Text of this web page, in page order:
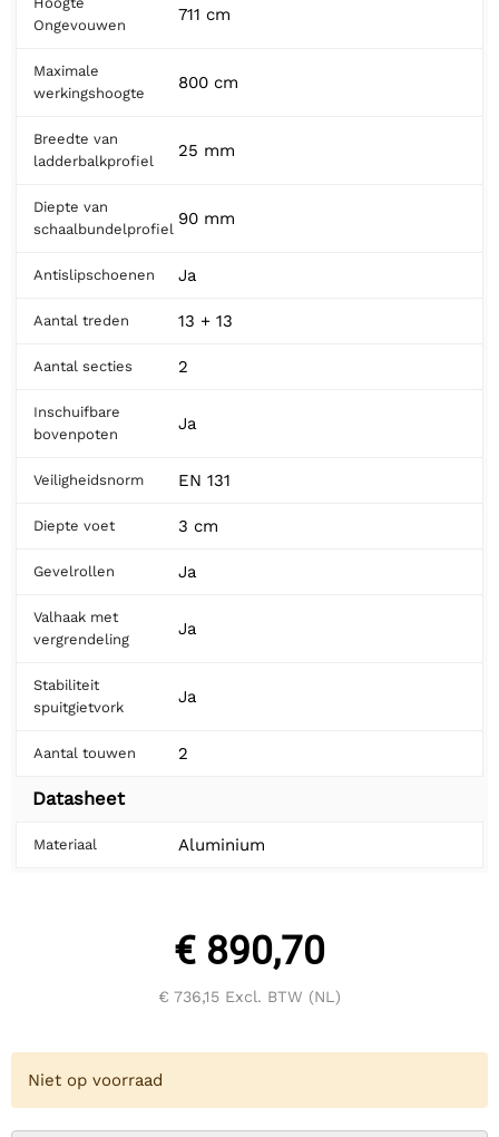
Ongevouwen
711 cm
Maximale
werkingshoogte
800 cm
Breedte van
ladderbalkprofiel
25 mm
Diepte van
schaalbundelprofiel
90 mm
Antislipschoenen Ja
Aantal treden 13 + 13
Aantal secties 2
Inschuifbare
bovenpoten
Ja
Veiligheidsnorm EN 131
Diepte voet 3 cm
Gevelrollen Ja
Valhaak met
vergrendeling
Ja
Stabiliteit
spuitgietvork
Ja
Aantal touwen 2
Datasheet
Materiaal Aluminium
€ 890,70
€ 736,15 Excl. BTW (NL)
Niet op voorraad